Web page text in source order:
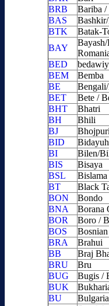
BRB
Bariba /
BAS
BTK
Batak-
BAY
BED
BEM
Bemba
BE
BET
Bete /
BHT
Bhatri
BH
Bhili
BJ
BID
BI
Bilen/
BIS
Bisaya
BSL
Bislama
BT
Black
BON
Bondo
BNA
Borana
BOR
Boro /
BOS
BRA
Brahui
BB
Braj
BRU
Bru
BUG
Bugis /
BUK
BU